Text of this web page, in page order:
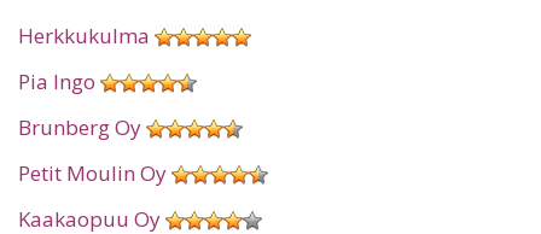
Herkkukulma
Pia Ingo
Brunberg Oy
Petit Moulin Oy
Kaakaopuu Oy